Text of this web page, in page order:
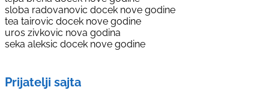
sloba radovanovic docek nove godine
tea tairovic docek nove godine
uros zivkovic nova godina
seka aleksic docek nove godine
Prijatelji sajta